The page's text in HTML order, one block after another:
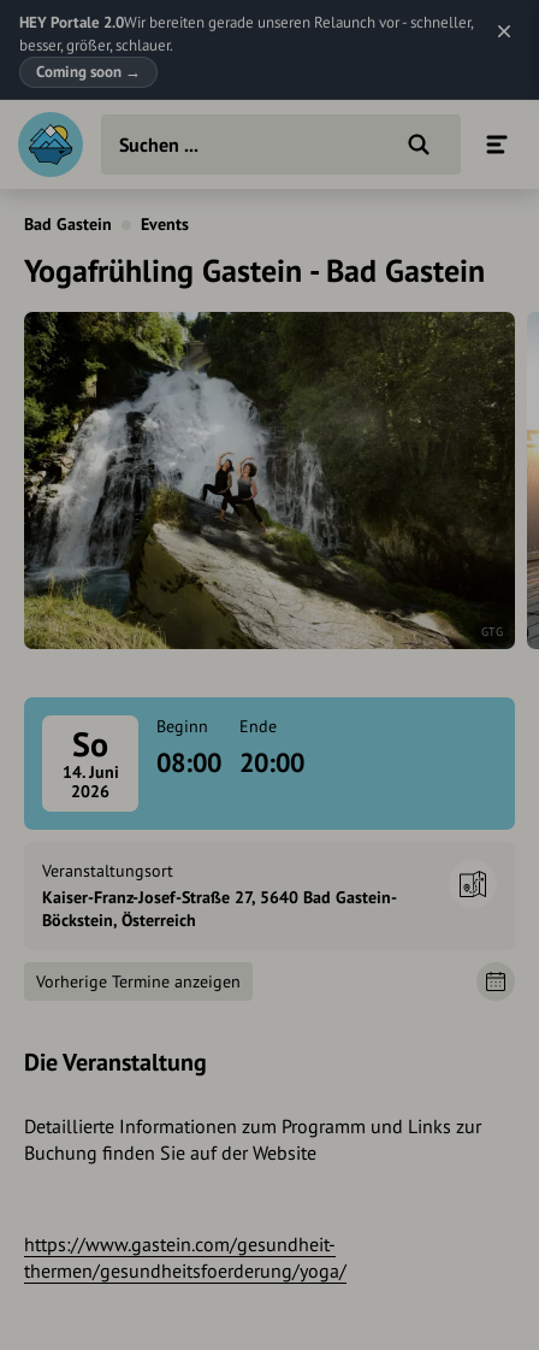
HEY Portale 2.0Wir bereiten gerade unseren Relaunch vor - schneller,
besser, größer, schlauer.
Coming soon →
Bad Gastein Events
Yogafrühling Gastein - Bad Gastein
GTG
So
14. Juni
2026
Beginn
08:00
Ende
20:00
Veranstaltungsort
Kaiser-Franz-Josef-Straße 27, 5640 Bad Gastein-
Böckstein, Österreich
Vorherige Termine anzeigen
Die Veranstaltung
Detaillierte Informationen zum Programm und Links zur
Buchung finden Sie auf der Website
https://www.gastein.com/gesundheit-
thermen/gesundheitsfoerderung/yoga/